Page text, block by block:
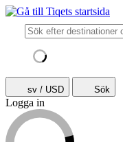
sv / USD Sök
Logga in